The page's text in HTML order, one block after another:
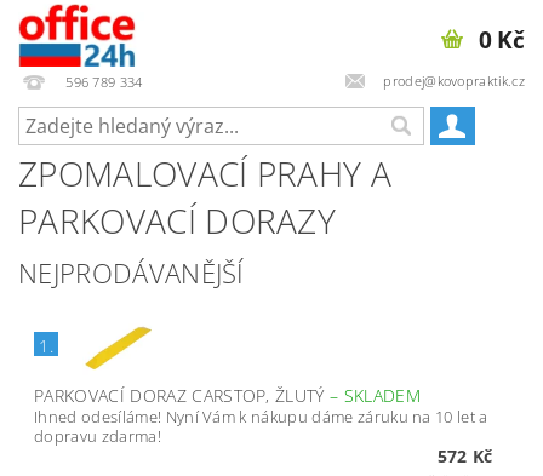
596 789 334 prodej@kovopraktik.cz
0 Kč
ZPOMALOVACÍ PRAHY A
PARKOVACÍ DORAZY
NEJPRODÁVANĚJŠÍ
1.
PARKOVACÍ DORAZ CARSTOP, ŽLUTÝ– SKLADEM
Ihned odesíláme! Nyní Vám k nákupu dáme záruku na 10 let a
dopravu zdarma!
572 Kč